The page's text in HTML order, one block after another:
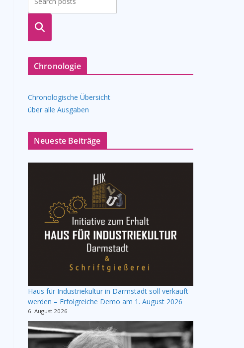
suche
Chronologie
Chronologische Übersicht
über alle Ausgaben
Neueste Beiträge
Haus für Industriekultur in Darmstadt soll verkauft
werden – Erfolgreiche Demo am 1. August 2026
6. August 2026